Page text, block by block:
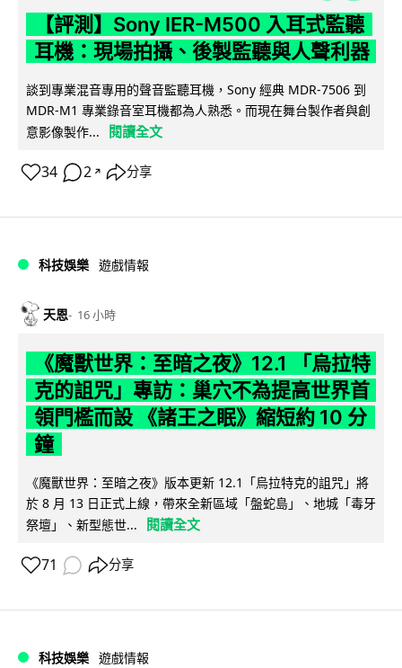
【評測】Sony IER-M500 入耳式監聽
耳機：現場拍攝、後製監聽與人聲利器
談到專業混音專用的聲音監聽耳機，Sony 經典 MDR-7506 到
MDR-M1 專業錄音室耳機都為人熟悉。而現在舞台製作者與創
意影像製作...
閱讀全文
34 2 ↗ 分享
科技娛樂 遊戲情報
天恩 16 小時
《魔獸世界：至暗之夜》12.1 「烏拉特
克的詛咒」專訪：巢穴不為提高世界首
領門檻而設 《諸王之眠》縮短約 10 分
鐘
《魔獸世界：至暗之夜》版本更新 12.1「烏拉特克的詛咒」將
於 8 月 13 日正式上線，帶來全新區域「盤蛇島」、地城「毒牙
祭壇」、新型態世...
閱讀全文
71 分享
科技娛樂 遊戲情報